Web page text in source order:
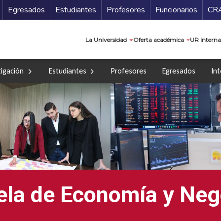
Secundario
Egresados Estudiantes Profesores Funcionarios
La Universidad Oferta académica UR
Estudiantes Profesores Egresados
de Economía y